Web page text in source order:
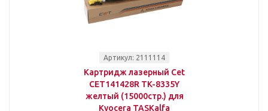
Артикул: 2111114
Картридж лазерный Cet
CET141428R TK-8335Y
желтый (15000стр.) для
Kyocera TASKalfa